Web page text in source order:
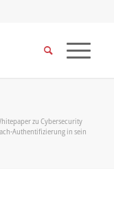
zu Cybersecurity
Authentifizierung in sein